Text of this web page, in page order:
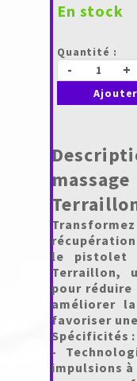
En stock
Quantité :
- +
le pistolet
Terraillon,
pour
améliorer
favoriser
Spécificités :
-
impulsions